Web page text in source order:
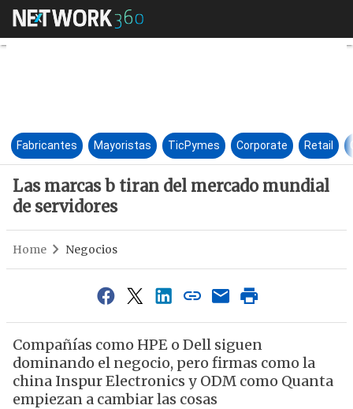
Las marcas b tiran del
Fabricantes Mayoristas TicPymes Corporate Retail
Las marcas b tiran del mercado mundial
de servidores
Home Negocios
Compañías como HPE o Dell siguen
dominando el negocio, pero firmas como la
china Inspur Electronics y ODM como Quanta
empiezan a cambiar las cosas